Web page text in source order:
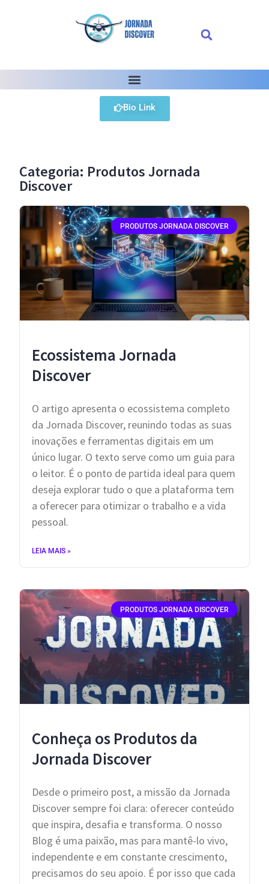
Bio Link
Categoria: Produtos Jornada
Discover
PRODUTOS JORNADA DISCOVER
Ecossistema Jornada
Discover
O artigo apresenta o ecossistema completo
da Jornada Discover, reunindo todas as suas
inovações e ferramentas digitais em um
único lugar. O texto serve como um guia para
o leitor. É o ponto de partida ideal para quem
deseja explorar tudo o que a plataforma tem
a oferecer para otimizar o trabalho e a vida
pessoal.
LEIA MAIS »
PRODUTOS JORNADA DISCOVER
Conheça os Produtos da
Jornada Discover
Desde o primeiro post, a missão da Jornada
Discover sempre foi clara: oferecer conteúdo
que inspira, desafia e transforma. O nosso
Blog é uma paixão, mas para mantê-lo vivo,
independente e em constante crescimento,
precisamos do seu apoio. É por isso que cada